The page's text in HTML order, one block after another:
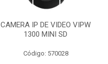
CAMERA IP DE VIDEO VIPW
1300 MINI SD
Código: 570028